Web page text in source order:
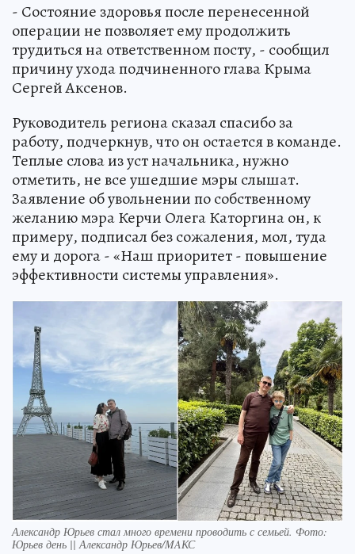
- Состояние здоровья после перенесенной
операции не позволяет ему продолжить
трудиться на ответственном посту, - сообщил
причину ухода подчиненного глава Крыма
Сергей Аксенов.
Руководитель региона сказал спасибо за
работу, подчеркнув, что он остается в команде.
Теплые слова из уст начальника, нужно
отметить, не все ушедшие мэры слышат.
Заявление об увольнении по собственному
желанию мэра Керчи Олега Каторгина он, к
примеру, подписал без сожаления, мол, туда
ему и дорога - «Наш приоритет - повышение
эффективности системы управления».
Александр Юрьев стал много времени проводить с семьей. Фото:
Юрьев день || Александр Юрьев/MAКС